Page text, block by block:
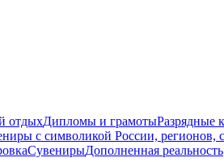
отдыхДипломы и грамотыРазрядные
с символикой России, регионов,
СувенирыДополненная реальность